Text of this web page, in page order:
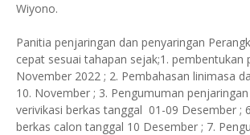
Wiyono.
Panitia penjaringan dan penyaringan
cepat sesuai tahapan sejak;1.
November 2022 ; 2. Pembahasan linimasa
10. November ; 3. Pengumuman
verivikasi berkas tanggal 01-09 Desember ;
berkas calon tanggal 10 Desember ; 7.